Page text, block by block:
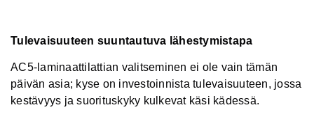
Tulevaisuuteen suuntautuva lähestymistapa
AC5-laminaattilattian valitseminen ei ole vain tämän
päivän asia; kyse on investoinnista tulevaisuuteen, jossa
kestävyys ja suorituskyky kulkevat käsi kädessä.